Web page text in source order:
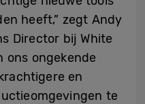
heeft,” zegt Andy
Director bij White
ons ongekende
en
te